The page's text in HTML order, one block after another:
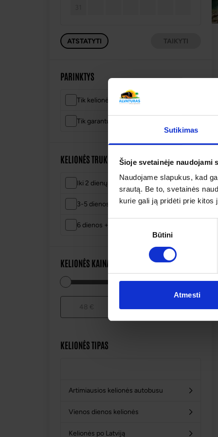
Sutikimas
Šioje svetainėje naudojami
Naudojame slapukus, kad
srautą. Be to, svetainės
kurie gali ją pridėti prie kitos
Būtini
Atmesti
ATSTATYTI TAIKYTI
PARINKTYS
Tik kelionės su akcijomis
Tik garantuoti išvykimai
KELIONĖS TRUKMĖ
Iki 2 dienų
3-5 dienos
6 dienos +
KELIONĖS KAINA
48 € -
KELIONĖS TIPAS
Artimiausios kelionės autobusu
Vienos dienos kelionės
Kelionės po Latviją